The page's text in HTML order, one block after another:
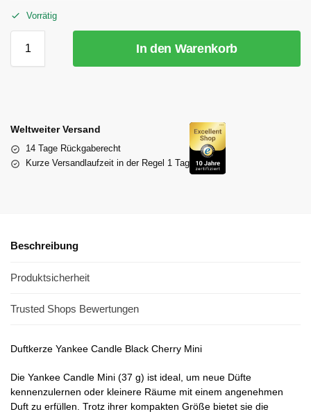
Vorrätig
In den Warenkorb
Weltweiter Versand
14 Tage Rückgaberecht
Kurze Versandlaufzeit in der Regel 1 Tag
Beschreibung
Produktsicherheit
Trusted Shops Bewertungen
Duftkerze Yankee Candle Black Cherry Mini
Die Yankee Candle Mini (37 g) ist ideal, um neue Düfte
kennenzulernen oder kleinere Räume mit einem angenehmen
Duft zu erfüllen. Trotz ihrer kompakten Größe bietet sie die